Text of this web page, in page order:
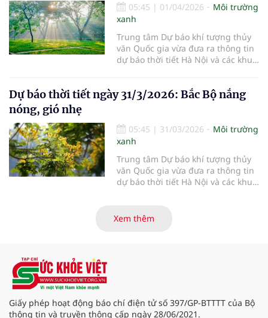
05:45 | 01/04/2026
Môi trường
xanh
Trung tâm Dự báo khí tượng thủy
văn Quốc gia vừa đưa ra thông tin
dự báo thời tiết Hà Nội và các khu
Dự báo thời tiết ngày 31/3/2026: Bắc Bộ nắng
nóng, gió nhẹ
05:45 | 31/03/2026
Môi trường
xanh
Trung tâm Dự báo khí tượng thủy
văn Quốc gia vừa đưa ra thông tin
dự báo thời tiết Hà Nội và các khu
Xem thêm
Giấy phép hoạt động báo chí điện tử số 397/GP-BTTTT của Bộ
thông tin và truyền thông cấp ngày 28/06/2021.